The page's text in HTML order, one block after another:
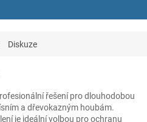
Diskuze
řešení pro dlouhodobou
a dřevokazným houbám.
je ideální volbou pro ochranu